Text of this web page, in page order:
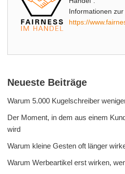
Informationen zur
https://
Neueste Beiträge
Warum 5.000 Kugelschreiber
Der Moment, in dem aus einem
wird
Warum kleine Gesten oft länger
Warum Werbeartikel erst wirken,